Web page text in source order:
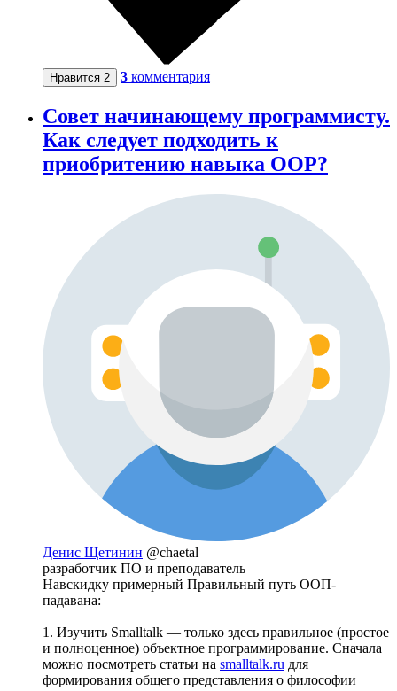
Нравится 2 3 комментария
Совет начинающему программисту.
Как следует подходить к
приобритению навыка OOP?
Денис Щетинин @chaetal
разработчик ПО и преподаватель
Навскидку примерный Правильный путь ООП-
падавана:
1. Изучить Smalltalk — только здесь правильное (простое
и полноценное) объектное программирование. Сначала
можно посмотреть статьи на smalltalk.ru для
формирования общего представления о философии